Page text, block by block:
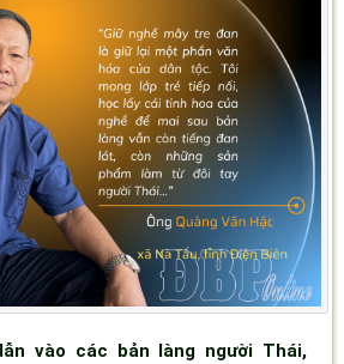
vào các bản làng người Thái,